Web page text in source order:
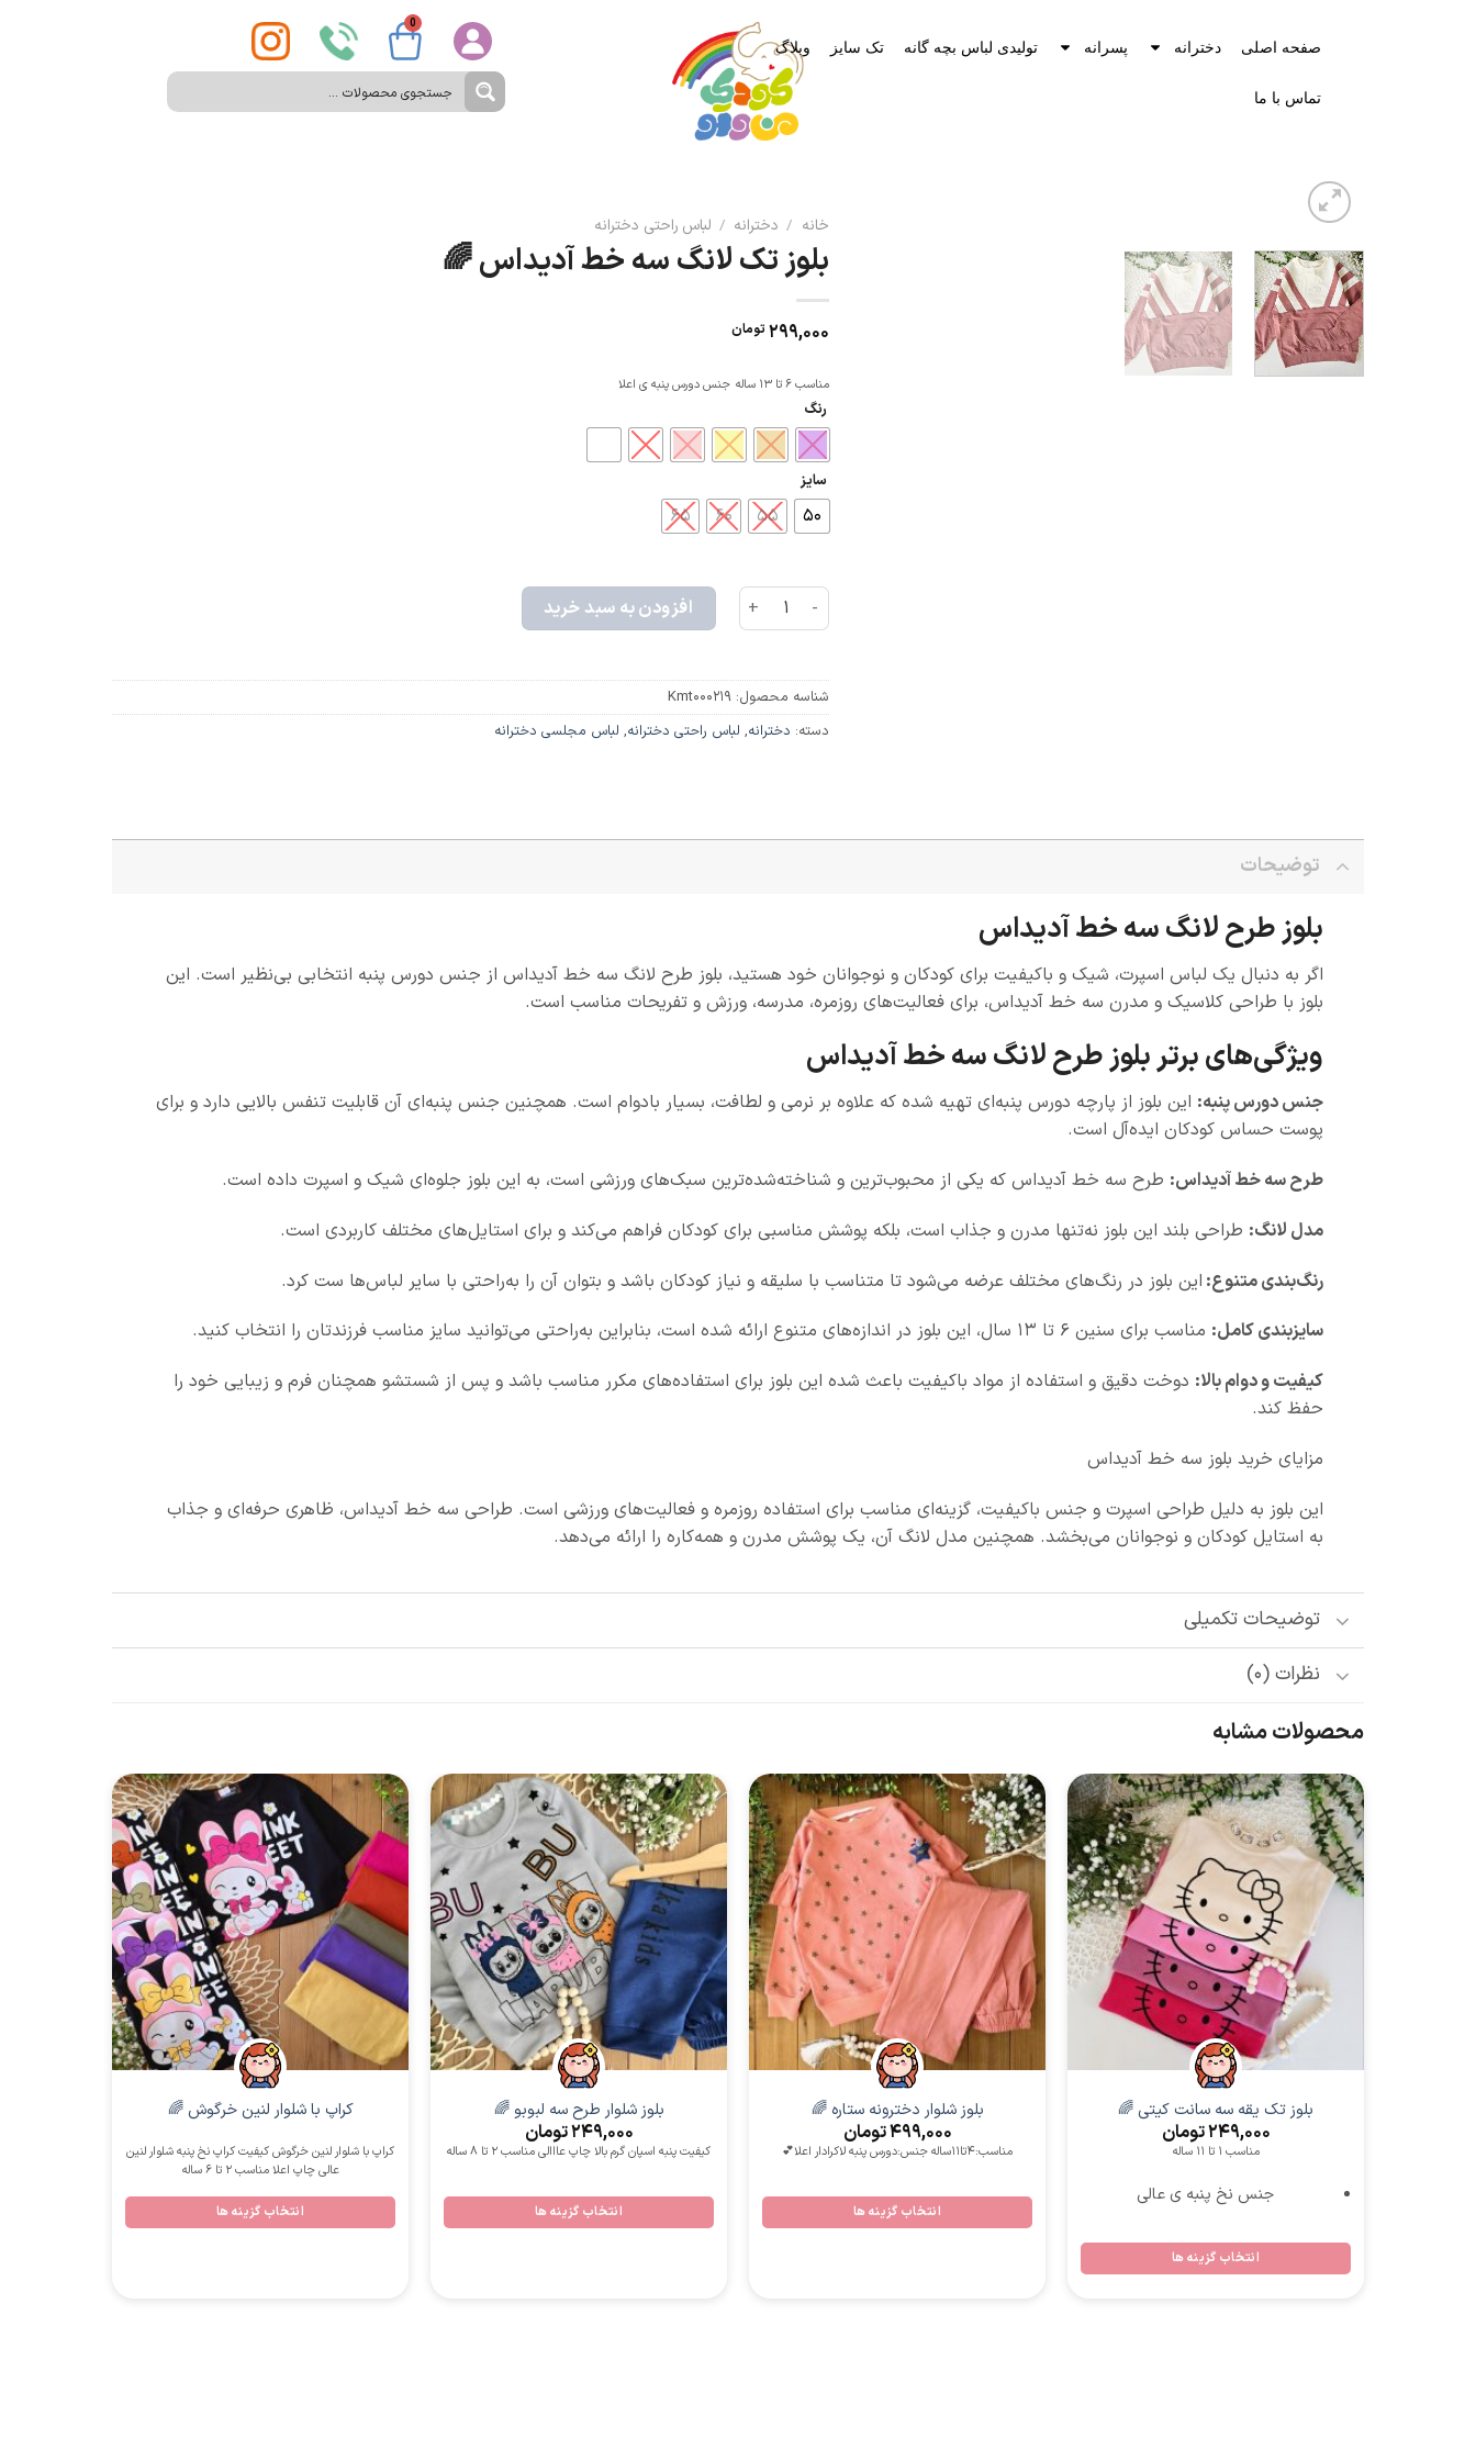
صفحه اصلی دخترانه پسرانه تولیدی لباس بچه گانه تک سایز وبلاگ
تماس با ما
0
خانه / دخترانه / لباس راحتی دخترانه
بلوز تک لانگ سه خط آدیداس 🌈
299,000 تومان
مناسب 6 تا 13 ساله جنس دورس پنبه ی اعلا
رنگ
سایز
۵۰ ۵۵ ۶۰ ۶۵
افزودن به سبد خرید
شناسه محصول:Kmt000219
دسته: دخترانه, لباس راحتی دخترانه, لباس مجلسی دخترانه
توضیحات
بلوز طرح لانگ سه خط آدیداس
اگر به دنبال یک لباس اسپرت، شیک و باکیفیت برای کودکان و نوجوانان خود هستید، بلوز طرح لانگ سه خط آدیداس از جنس دورس پنبه انتخابی بی‌نظیر است. این
بلوز با طراحی کلاسیک و مدرن سه خط آدیداس، برای فعالیت‌های روزمره، مدرسه، ورزش و تفریحات مناسب است.
ویژگی‌های برتر بلوز طرح لانگ سه خط آدیداس
جنس دورس پنبه: این بلوز از پارچه دورس پنبه‌ای تهیه شده که علاوه بر نرمی و لطافت، بسیار بادوام است. همچنین جنس پنبه‌ای آن قابلیت تنفس بالایی دارد و برای
پوست حساس کودکان ایده‌آل است.
طرح سه خط آدیداس: طرح سه خط آدیداس که یکی از محبوب‌ترین و شناخته‌شده‌ترین سبک‌های ورزشی است، به این بلوز جلوه‌ای شیک و اسپرت داده است.
مدل لانگ: طراحی بلند این بلوز نه‌تنها مدرن و جذاب است، بلکه پوشش مناسبی برای کودکان فراهم می‌کند و برای استایل‌های مختلف کاربردی است.
رنگ‌بندی متنوع: این بلوز در رنگ‌های مختلف عرضه می‌شود تا متناسب با سلیقه و نیاز کودکان باشد و بتوان آن را به‌راحتی با سایر لباس‌ها ست کرد.
سایزبندی کامل: مناسب برای سنین ۶ تا ۱۳ سال، این بلوز در اندازه‌های متنوع ارائه شده است، بنابراین به‌راحتی می‌توانید سایز مناسب فرزندتان را انتخاب کنید.
کیفیت و دوام بالا: دوخت دقیق و استفاده از مواد باکیفیت باعث شده این بلوز برای استفاده‌های مکرر مناسب باشد و پس از شستشو همچنان فرم و زیبایی خود را
حفظ کند.
مزایای خرید بلوز سه خط آدیداس
این بلوز به دلیل طراحی اسپرت و جنس باکیفیت، گزینه‌ای مناسب برای استفاده روزمره و فعالیت‌های ورزشی است. طراحی سه خط آدیداس، ظاهری حرفه‌ای و جذاب
به استایل کودکان و نوجوانان می‌بخشد. همچنین مدل لانگ آن، یک پوشش مدرن و همه‌کاره را ارائه می‌دهد.
توضیحات تکمیلی
نظرات (0)
محصولات مشابه
دخترانه
بلوز تک یقه سه سانت کیتی 🌈
249,000تومان
مناسب 1 تا 11 ساله
جنس نخ پنبه ی عالی
انتخاب گزینه ها
دخترانه
بلوز شلوار دخترونه ستاره 🌈
499,000تومان
مناسب:4تا11ساله جنس:دورس پنبه لاکرادار اعلا💕
انتخاب گزینه ها
دخترانه
بلوز شلوار طرح سه لبوبو 🌈
249,000تومان
کیفیت پنبه اسپان گرم بالا چاپ عااالی مناسب 2 تا 8 ساله
انتخاب گزینه ها
دخترانه
کراپ با شلوار لنین خرگوش 🌈
کراپ با شلوار لنین خرگوش کیفیت کراپ نخ پنبه شلوار لنین
عالی چاپ اعلا مناسب 2 تا 6 ساله
انتخاب گزینه ها